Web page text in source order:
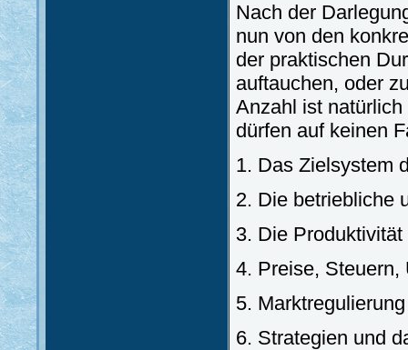
Nach der
nun von den
der praktischen
auftauchen, oder
Anzahl ist
dürfen auf keinen
1. Das Zielsystem
2. Die betriebliche
3. Die Produktivität
4. Preise, Steuern,
5. Marktregulierung
6. Strategien und